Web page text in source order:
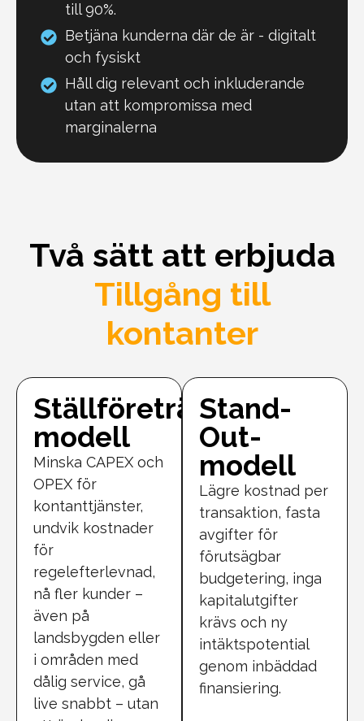
till 90%.
Betjäna kunderna där de är - digitalt
och fysiskt
Håll dig relevant och inkluderande
utan att kompromissa med
marginalerna
Två sätt att erbjuda
Tillgång till
kontanter
Ställföreträdande
modell
Minska CAPEX och
OPEX för
kontanttjänster,
undvik kostnader
för
regelefterlevnad,
nå fler kunder –
även på
landsbygden eller
i områden med
dålig service, gå
live snabbt – utan
Stand-
Out-
modell
Lägre kostnad per
transaktion, fasta
avgifter för
förutsägbar
budgetering, inga
kapitalutgifter
krävs och ny
intäktspotential
genom inbäddad
finansiering.